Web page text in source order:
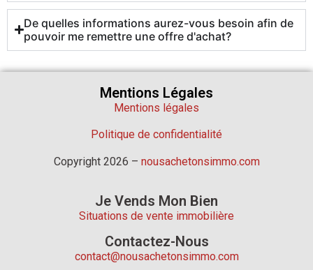
De quelles informations aurez-vous besoin afin de
pouvoir me remettre une offre d'achat?
Mentions Légales
Mentions légales
Politique de confidentialité
Copyright 2026 – nousachetonsimmo.com
Je Vends Mon Bien
Situations de vente immobilière
Contactez-Nous
contact@nousachetonsimmo.com